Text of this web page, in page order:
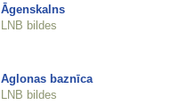
Āgenskalns
LNB bildes
Aglonas baznīca
LNB bildes